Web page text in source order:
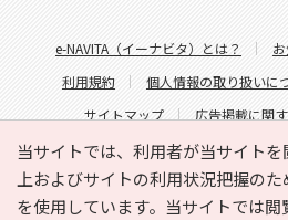
当サイトでは、利用者が当サイト
上およびサイトの利用状況把握の
を使用しています。当サイトでは
e-NAVITA（イーナビタ）とは？
利用規約
個人情報の取り扱いに
サイトマップ
広告掲載に関
サイトの内容に関する